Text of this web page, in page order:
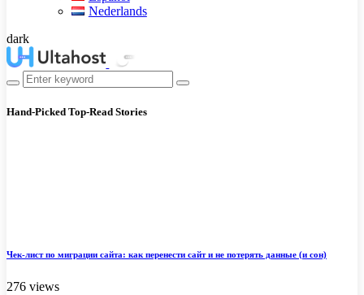
Nederlands
dark
Hand-Picked Top-Read Stories
Чек-лист по миграции сайта: как перенести сайт и не потерять данные (и сон)
276 views